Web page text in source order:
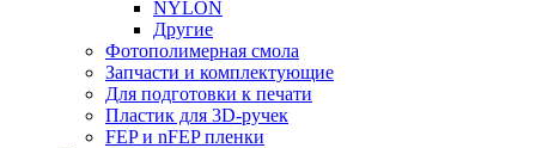
NYLON
Другие
Фотополимерная смола
Запчасти и комплектующие
Для подготовки к печати
Пластик для 3D-ручек
FEP и nFEP пленки